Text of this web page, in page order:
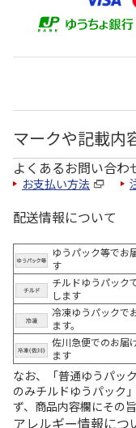
マークや記載内
よくあるお問い合わ
お支払い方法
配送情報について
ゆうパック等でお
す
チルドゆうパック
します
冷凍ゆうパックで
ます。
佐川急便でのお届
ます
なお、「普通ゆうパッ
のみチルドゆうパック
ず、商品内容欄にその
アレルギー情報につ